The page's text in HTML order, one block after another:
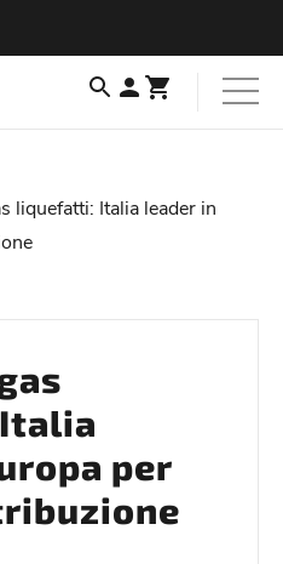
liquefatti: Italia leader in
per